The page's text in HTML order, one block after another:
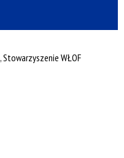
WŁOF